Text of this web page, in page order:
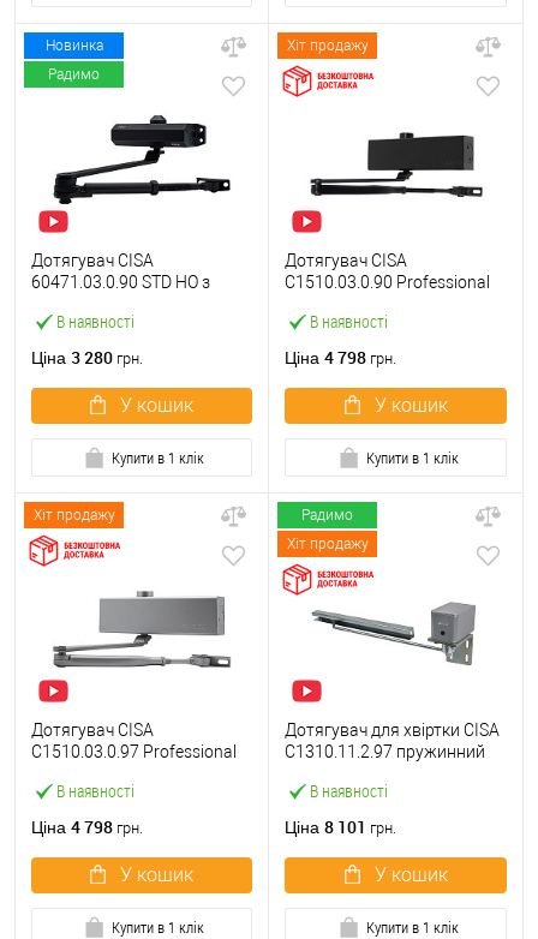
Новинка
Радимо
В наявності
Дотягувач CISA
60471.03.0.90 STD HO з
матовий
Ціна 3 280 грн.
У кошик
Купити в 1 клік
Хіт продажу
В наявності
Дотягувач CISA
C1510.03.0.90 Professional
чорний
Ціна 4 798 грн.
У кошик
Купити в 1 клік
Хіт продажу
В наявності
Дотягувач CISA
C1510.03.0.97 Professional
сірий
Ціна 4 798 грн.
У кошик
Купити в 1 клік
Радимо
Хіт продажу
В наявності
Дотягувач для хвіртки CISA
C1310.11.2.97 пружинний
Ціна 8 101 грн.
У кошик
Купити в 1 клік